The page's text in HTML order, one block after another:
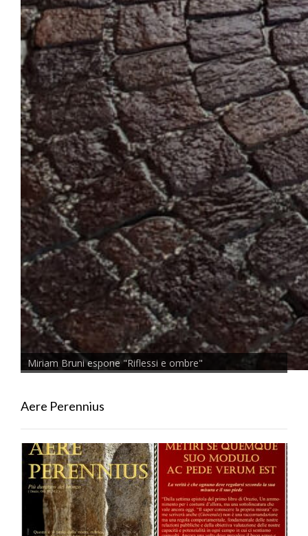
Miriam Bruni espone "Riflessi e ombre"
Aere Perennius